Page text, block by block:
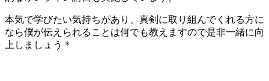
本気で学びたい気持ちがあり、真剣に取り組んでくれる方に
なら僕が伝えられることは何でも教えますので是非一緒に向
上しましょう＊